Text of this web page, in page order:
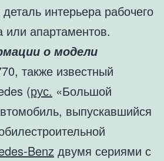
интерьера рабочего
или апартаментов.
о модели
также известный
(рус. «Большой
выпускавшийся
Benz двумя сериями с